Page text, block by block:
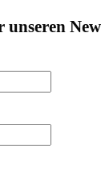
unseren